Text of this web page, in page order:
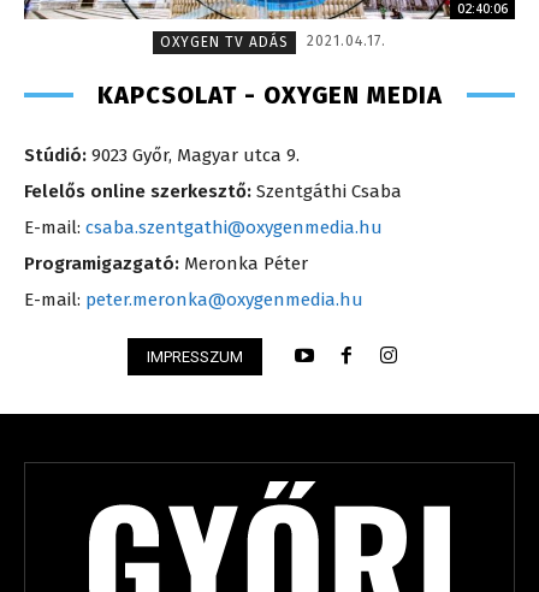
02:40:06
OXYGEN TV ADÁS
2021.04.17.
KAPCSOLAT - OXYGEN MEDIA
Stúdió: 9023 Győr, Magyar utca 9.
Felelős online szerkesztő: Szentgáthi Csaba
E-mail: csaba.szentgathi@oxygenmedia.hu
Programigazgató: Meronka Péter
E-mail: peter.meronka@oxygenmedia.hu
IMPRESSZUM